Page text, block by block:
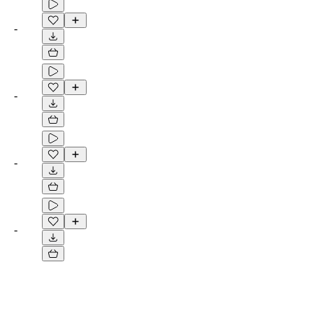
-
-
-
-